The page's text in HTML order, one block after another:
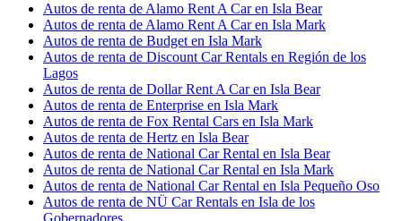
Autos de renta de Alamo Rent A Car en Isla Bear
Autos de renta de Alamo Rent A Car en Isla Mark
Autos de renta de Budget en Isla Mark
Autos de renta de Discount Car Rentals en Región de los
Lagos
Autos de renta de Dollar Rent A Car en Isla Bear
Autos de renta de Enterprise en Isla Mark
Autos de renta de Fox Rental Cars en Isla Mark
Autos de renta de Hertz en Isla Bear
Autos de renta de National Car Rental en Isla Bear
Autos de renta de National Car Rental en Isla Mark
Autos de renta de National Car Rental en Isla Pequeño Oso
Autos de renta de NÜ Car Rentals en Isla de los